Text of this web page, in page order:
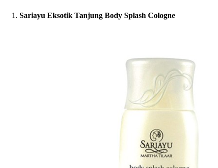
Sariayu Eksotik Tanjung Body Splash Cologne